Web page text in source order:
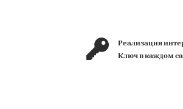
Реализация
Ключ в каждом